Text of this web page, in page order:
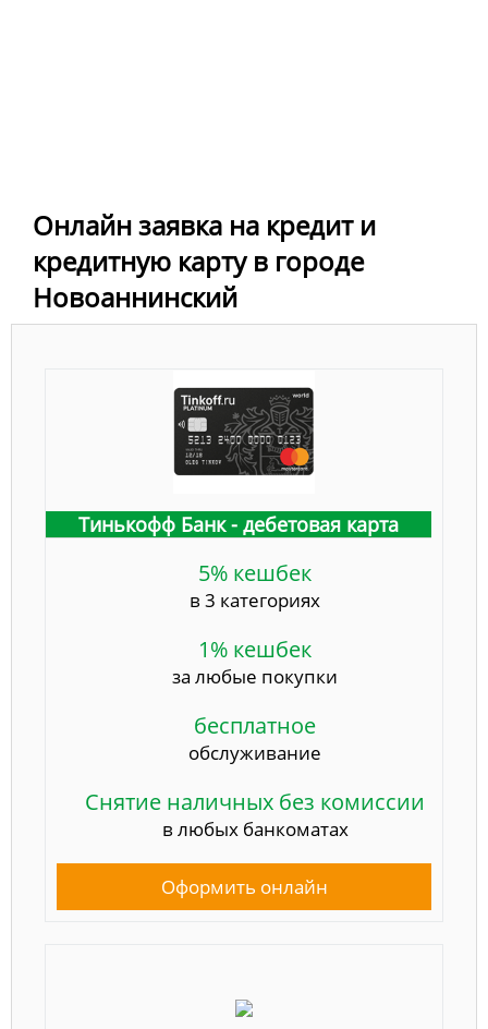
Онлайн заявка на кредит и
кредитную карту в городе
Новоаннинский
Тинькофф Банк - дебетовая карта
5% кешбек
в 3 категориях
1% кешбек
за любые покупки
бесплатное
обслуживание
Снятие наличных без комиссии
в любых банкоматах
Оформить онлайн